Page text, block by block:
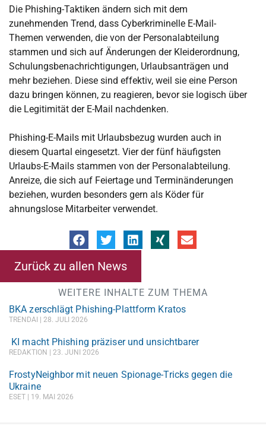
Die Phishing-Taktiken ändern sich mit dem
zunehmenden Trend, dass Cyberkriminelle E-Mail-
Themen verwenden, die von der Personalabteilung
stammen und sich auf Änderungen der Kleiderordnung,
Schulungsbenachrichtigungen, Urlaubsanträgen und
mehr beziehen. Diese sind effektiv, weil sie eine Person
dazu bringen können, zu reagieren, bevor sie logisch über
die Legitimität der E-Mail nachdenken.
Phishing-E-Mails mit Urlaubsbezug wurden auch in
diesem Quartal eingesetzt. Vier der fünf häufigsten
Urlaubs-E-Mails stammen von der Personalabteilung.
Anreize, die sich auf Feiertage und Terminänderungen
beziehen, wurden besonders gern als Köder für
ahnungslose Mitarbeiter verwendet.
Zurück zu allen News
WEITERE INHALTE ZUM THEMA
BKA zerschlägt Phishing-Plattform Kratos
TRENDAI 28. JULI 2026
KI macht Phishing präziser und unsichtbarer
REDAKTION 23. JUNI 2026
FrostyNeighbor mit neuen Spionage-Tricks gegen die
Ukraine
ESET 19. MAI 2026